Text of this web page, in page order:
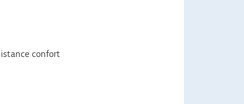
confort